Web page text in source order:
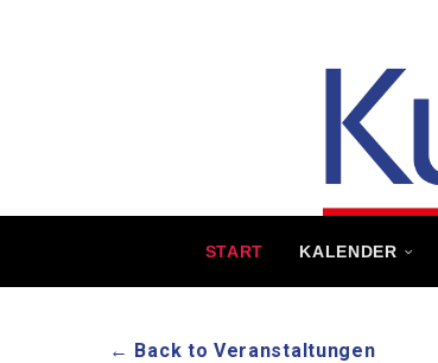
START KALENDER
← Back to Veranstaltungen